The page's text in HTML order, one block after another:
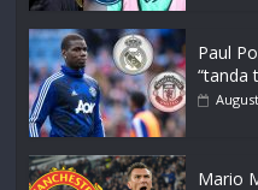
Paul
“tanda
Mario